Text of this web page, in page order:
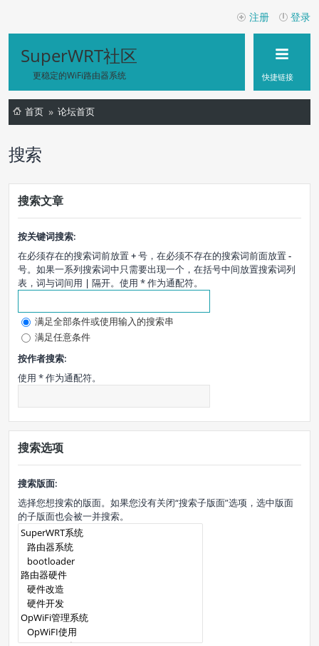
登录
注册
SuperWRT社区
更稳定的WiFi路由器系统 快捷链接
首页 论坛首页
搜索
搜索文章
按关键词搜索:
在必须存在的搜索词前放置+号，在必须不存在的搜索词前面放置-
号。如果一系列搜索词中只需要出现一个，在括号中间放置搜索词列
表，词与词间用 | 隔开。使用 * 作为通配符。
满足全部条件或使用输入的搜索串
满足任意条件
按作者搜索:
使用 * 作为通配符。
搜索选项
搜索版面:
选择您想搜索的版面。如果您没有关闭“搜索子版面”选项，选中版面
的子版面也会被一并搜索。